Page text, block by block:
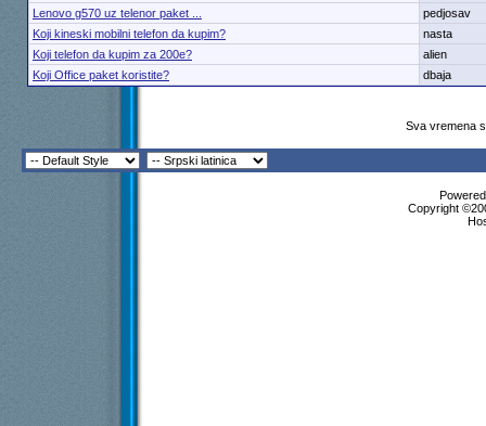
Lenovo g570 uz telenor paket ...
pedjosav
Koji kineski mobilni telefon da kupim?
nasta
Koji telefon da kupim za 200e?
alien
Koji Office paket koristite?
dbaja
Sva vremena
Copyright